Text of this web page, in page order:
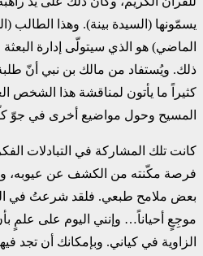
‏يسمّونها (السيدة بينة). وهذا
الماضي) هو الذي سيتولّى إدارة
ذلك. ويُستفاد من مالك بن نبي أنّ طلبة
كثيراً ما يأتون ‏لمناقشة هذا الشخص
المسيح وحول مواضيع أخرى في جوّ
كانت تلك المشاركة في التبادلات
فرصة مكّنته من الكشف عن عيوبه،
بعض ملامح طبعي. فلقد شرعتُ في
‏موجِعٍ أحياناً… وإنني اليوم على علمٍ
الزاوية في كياني. وبإمكانك أن تجد